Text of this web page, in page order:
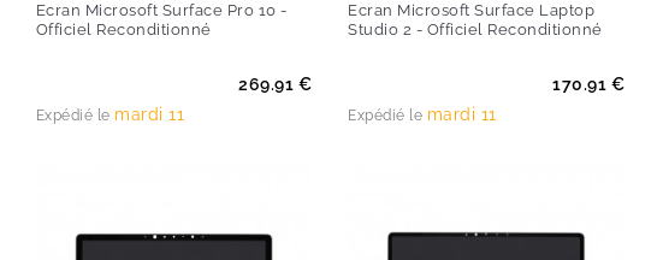
Ecran Microsoft Surface Pro 10 -
Officiel Reconditionné
269.91 €
Expédié le mardi 11
Ecran Microsoft Surface Laptop
Studio 2 - Officiel Reconditionné
170.91 €
Expédié le mardi 11